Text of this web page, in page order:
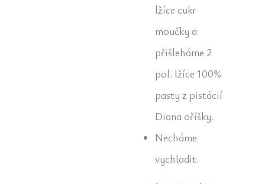
lžíce cukr
moučky a
přišleháme 2
pol. lžíce 100%
pasty z pistácií
Diana oříšky.
Necháme
vychladit.